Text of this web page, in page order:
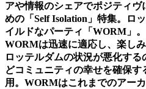
アや情報のシェアでポジティ
めの「Self Isolation」特集。ロ
イルドなパーティ「WORM」
WORMは迅速に適応し、楽し
ロッテルダムの状況が悪化す
どコミュニティの幸せを確保
用。WORMはこれまでのアー